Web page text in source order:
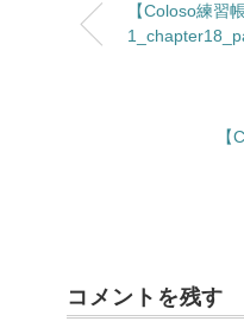
【Coloso練習
コメントを残す